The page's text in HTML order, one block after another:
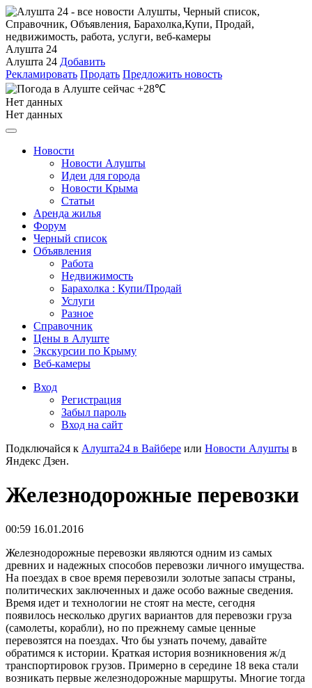
Алушта 24
Алушта 24 Добавить
Рекламировать Продать Предложить новость
+28℃
Нет данных
Нет данных
Новости
Новости Алушты
Идеи для города
Новости Крыма
Статьи
Аренда жилья
Форум
Черный список
Объявления
Работа
Недвижимость
Барахолка : Купи/Продай
Услуги
Разное
Справочник
Цены в Алуште
Экскурсии по Крыму
Веб-камеры
Вход
Регистрация
Забыл пароль
Вход на сайт
Подключайся к Алушта24 в Вайбере или Новости Алушты в
Яндекс Дзен.
Железнодорожные перевозки
00:59 16.01.2016
Железнодорожные перевозки являются одним из самых
древних и надежных способов перевозки личного имущества.
На поездах в свое время перевозили золотые запасы страны,
политических заключенных и даже особо важные сведения.
Время идет и технологии не стоят на месте, сегодня
появилось несколько других вариантов для перевозки груза
(самолеты, корабли), но по прежнему самые ценные
перевозятся на поездах. Что бы узнать почему, давайте
обратимся к истории. Краткая история возникновения ж/д
транспортировок грузов. Примерно в середине 18 века стали
возникать первые железнодорожные маршруты. Многие тогда